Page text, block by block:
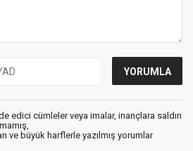
edici cümleler veya imalar, inançlara saldırı
ve büyük harflerle yazılmış yorumlar